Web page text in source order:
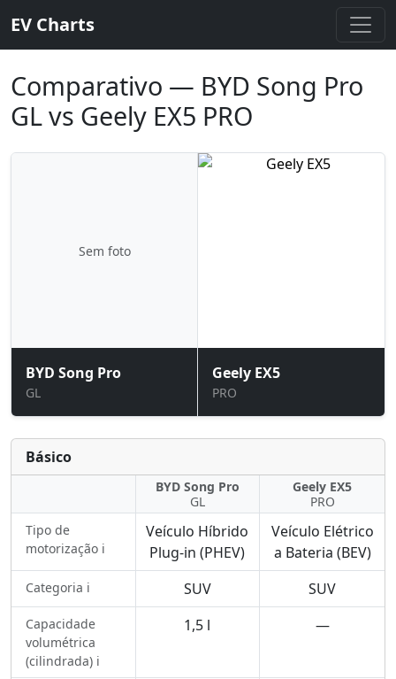
EV Charts
Comparativo — BYD Song Pro
GL vs Geely EX5 PRO
Sem foto
BYD Song Pro
GL
Geely EX5
PRO
Básico
BYD Song Pro
GL
Geely EX5
PRO
Tipo de
motorização ℹ️
Veículo Híbrido
Plug-in (PHEV)
Veículo Elétrico
a Bateria (BEV)
Categoria ℹ️ SUV SUV
Capacidade
volumétrica
(cilindrada) ℹ️
1,5 l —